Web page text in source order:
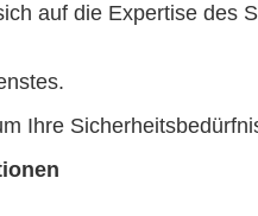
auf die Expertise des
Ihre